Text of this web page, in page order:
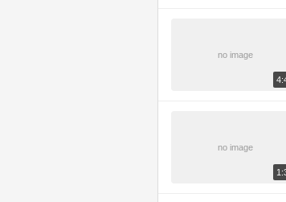
no image
no image